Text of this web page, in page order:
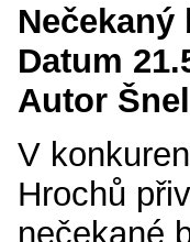
Datum
Autor
V
Hrochů
nečekané